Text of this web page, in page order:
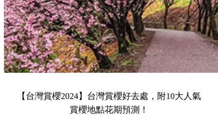
【台灣賞櫻2024】台灣賞櫻好去處，附10大人氣
賞櫻地點花期預測！